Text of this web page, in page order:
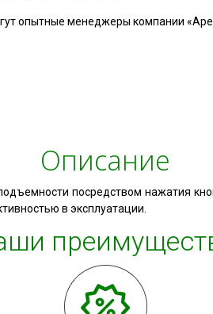
опытные менеджеры компании
Описание
посредством нажатия
в эксплуатации.